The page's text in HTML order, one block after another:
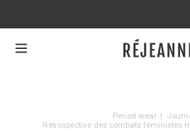
Period wear |
Rétrospective des combats féministes